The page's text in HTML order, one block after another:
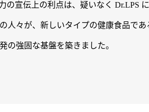
宣伝上の利点は、疑いなく Dr.LPS
々が、新しいタイプの健康食品であ
の強固な基盤を築きました。